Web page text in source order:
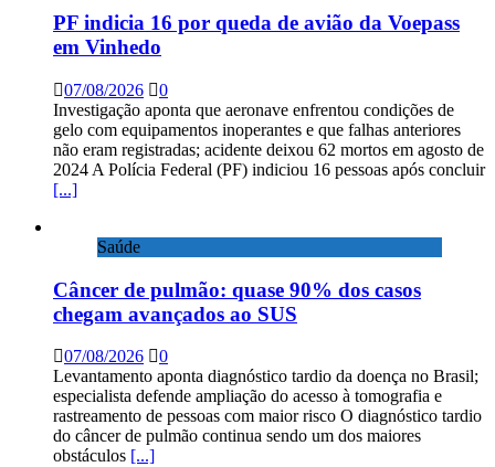
PF indicia 16 por queda de avião da Voepass
em Vinhedo
07/08/2026
0
Investigação aponta que aeronave enfrentou condições de
gelo com equipamentos inoperantes e que falhas anteriores
não eram registradas; acidente deixou 62 mortos em agosto de
2024 A Polícia Federal (PF) indiciou 16 pessoas após concluir
[...]
Saúde
Câncer de pulmão: quase 90% dos casos
chegam avançados ao SUS
07/08/2026
0
Levantamento aponta diagnóstico tardio da doença no Brasil;
especialista defende ampliação do acesso à tomografia e
rastreamento de pessoas com maior risco O diagnóstico tardio
do câncer de pulmão continua sendo um dos maiores
obstáculos [...]